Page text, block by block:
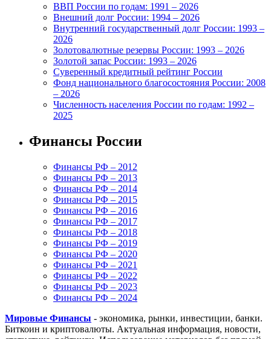
ВВП России по годам: 1991 – 2026
Внешний долг России: 1994 – 2026
Внутренний государственный долг России: 1993 –
2026
Золотовалютные резервы России: 1993 – 2026
Золотой запас России: 1993 – 2026
Суверенный кредитный рейтинг России
Фонд национального благосостояния России: 2008
– 2026
Численность населения России по годам: 1992 –
2025
Финансы России
Финансы РФ – 2012
Финансы РФ – 2013
Финансы РФ – 2014
Финансы РФ – 2015
Финансы РФ – 2016
Финансы РФ – 2017
Финансы РФ – 2018
Финансы РФ – 2019
Финансы РФ – 2020
Финансы РФ – 2021
Финансы РФ – 2022
Финансы РФ – 2023
Финансы РФ – 2024
Мировые Финансы - экономика, рынки, инвестиции, банки.
Биткоин и криптовалюты. Актуальная информация, новости,